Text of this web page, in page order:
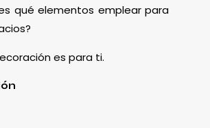
qué elementos emplear para
es para ti.